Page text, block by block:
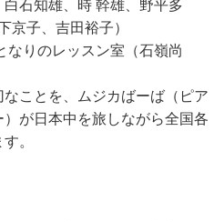
石知雄、時 幹雄、野平多
京子、吉田裕子）
りのレッスン室（石嶺尚
ことを、ムジカばーば（ピア
が日本中を旅しながら全国各
。